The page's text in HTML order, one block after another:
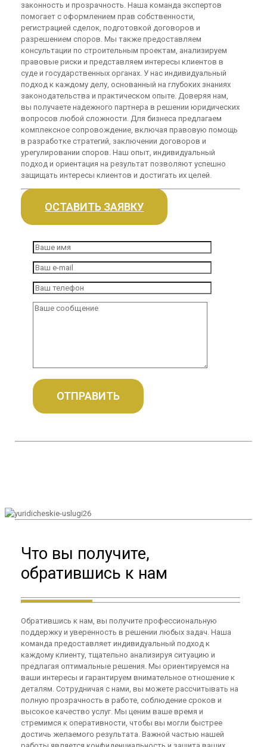
законность и прозрачность. Наша команда экспертов
помогает с оформлением прав собственности,
регистрацией сделок, подготовкой договоров и
разрешением споров. Мы также предоставляем
консультации по строительным проектам, анализируем
правовые риски и представляем интересы клиентов в
суде и государственных органах. У нас индивидуальный
подход к каждому делу, основанный на глубоких знаниях
законодательства и практическом опыте. Доверяя нам,
вы получаете надежного партнера в решении юридических
вопросов любой сложности. Для бизнеса предлагаем
комплексное сопровождение, включая правовую помощь
в разработке стратегий, заключении договоров и
урегулировании споров. Наш опыт, индивидуальный
подход и ориентация на результат позволяют успешно
защищать интересы клиентов и достигать их целей.
ОСТАВИТЬ ЗАЯВКУ
Что вы получите,
обратившись к нам
Обратившись к нам, вы получите профессиональную
поддержку и уверенность в решении любых задач. Наша
команда предоставляет индивидуальный подход к
каждому клиенту, тщательно анализируя ситуацию и
предлагая оптимальные решения. Мы ориентируемся на
ваши интересы и гарантируем внимательное отношение к
деталям. Сотрудничая с нами, вы можете рассчитывать на
полную прозрачность в работе, соблюдение сроков и
высокое качество услуг. Мы ценим ваше время и
стремимся к оперативности, чтобы вы могли быстрее
достичь желаемого результата. Важной частью нашей